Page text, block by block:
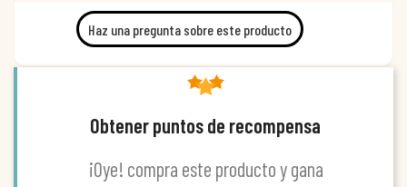
Haz una pregunta sobre este producto
Obtener puntos de recompensa
¡Oye! compra este producto y gana